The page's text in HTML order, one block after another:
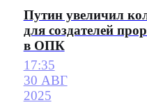
Путин увеличил
для создателей
в ОПК
17:35
30 АВГ
2025